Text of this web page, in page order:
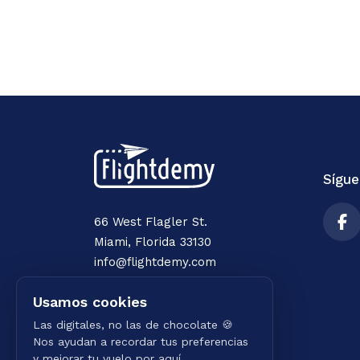
Usamos cookies
Las digitales, no las de chocolate 🍪
Nos ayudan a recordar tus preferencias
66 West Flagler St.
Miami, Florida 33130
info@flightdemy.com